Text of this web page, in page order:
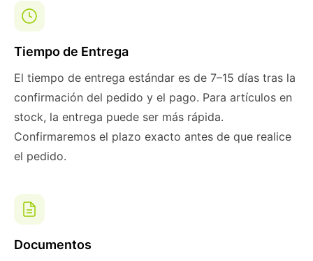
Tiempo de Entrega
El tiempo de entrega estándar es de 7–15 días tras la
confirmación del pedido y el pago. Para artículos en
stock, la entrega puede ser más rápida.
Confirmaremos el plazo exacto antes de que realice
el pedido.
Documentos